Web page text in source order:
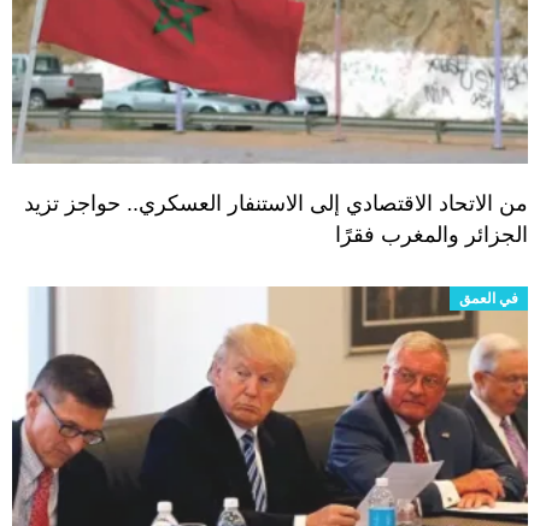
من الاتحاد الاقتصادي إلى الاستنفار العسكري.. حواجز تزيد
الجزائر والمغرب فقرًا
في العمق